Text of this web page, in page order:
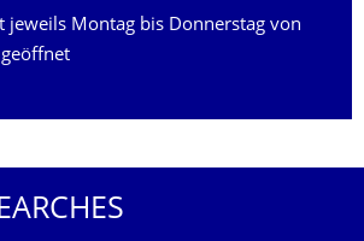
jeweils Montag bis Donnerstag von